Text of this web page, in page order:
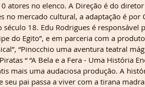
atores no elenco. A Direção é do
no mercado cultural, a adaptação é por
18. Edu Rodrigues é responsável
do Egito”, e em parceria com a
“Pinocchio uma aventura teatral
“ “A Bela e a Fera - Uma História
mais uma audaciosa produção. A
seu pai passa a viver com a tirana